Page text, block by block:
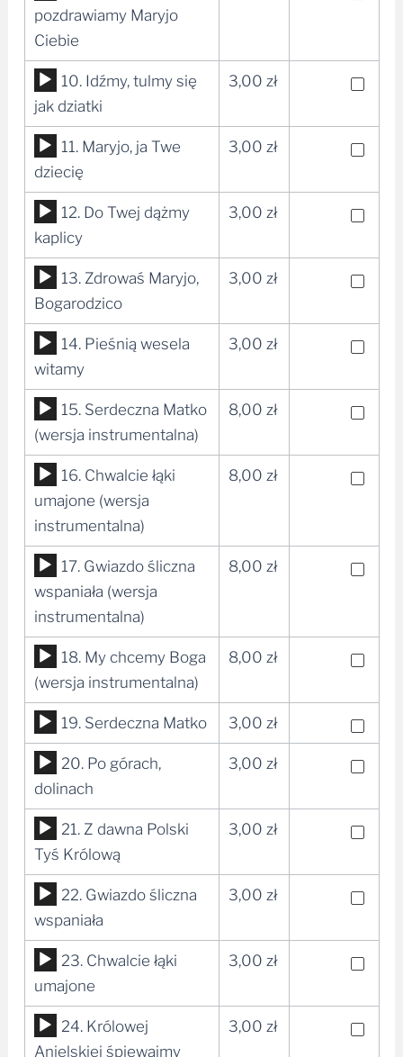
plików
dźwiękowych
pozdrawiamy Maryjo
Ciebie
Odtwarzacz
plików
dźwiękowych
10. Idźmy, tulmy się
jak dziatki
3,00 zł
Odtwarzacz
plików
dźwiękowych
11. Maryjo, ja Twe
dziecię
3,00 zł
Odtwarzacz
plików
dźwiękowych
12. Do Twej dążmy
kaplicy
3,00 zł
Odtwarzacz
plików
dźwiękowych
13. Zdrowaś Maryjo,
Bogarodzico
3,00 zł
Odtwarzacz
plików
dźwiękowych
14. Pieśnią wesela
witamy
3,00 zł
Odtwarzacz
plików
dźwiękowych
15. Serdeczna Matko
(wersja instrumentalna)
8,00 zł
Odtwarzacz
plików
dźwiękowych
16. Chwalcie łąki
umajone (wersja
instrumentalna)
8,00 zł
Odtwarzacz
plików
dźwiękowych
17. Gwiazdo śliczna
wspaniała (wersja
instrumentalna)
8,00 zł
Odtwarzacz
plików
dźwiękowych
18. My chcemy Boga
(wersja instrumentalna)
8,00 zł
Odtwarzacz
plików
dźwiękowych
19. Serdeczna Matko 3,00 zł
Odtwarzacz
plików
dźwiękowych
20. Po górach,
dolinach
3,00 zł
Odtwarzacz
plików
dźwiękowych
21. Z dawna Polski
Tyś Królową
3,00 zł
Odtwarzacz
plików
dźwiękowych
22. Gwiazdo śliczna
wspaniała
3,00 zł
Odtwarzacz
plików
dźwiękowych
23. Chwalcie łąki
umajone
3,00 zł
Odtwarzacz
plików
24. Królowej
Anielskiej śpiewajmy
3,00 zł